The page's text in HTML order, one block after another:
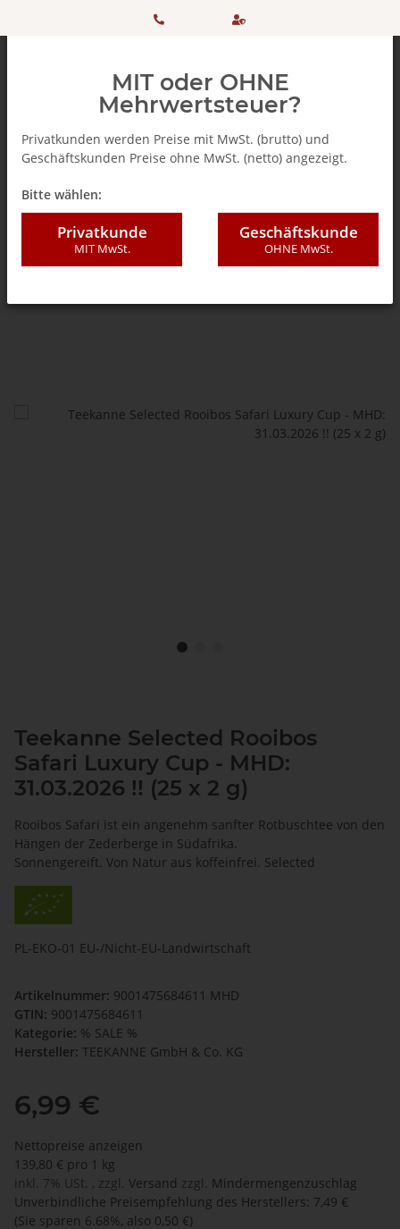
+ 49
506 98
einkaufen
SSL
Teekanne Selected Rooibos
Safari Luxury Cup - MHD:
31.03.2026 !! (25 x 2 g)
Rooibos Safari ist ein angenehm sanfter Rotbuschtee von den
Hängen der Zederberge in Südafrika.
Sonnengereift. Von Natur aus koffeinfrei. Selected
PL-EKO-01 EU-/Nicht-EU-Landwirtschaft
Artikelnummer: 9001475684611 MHD
GTIN: 9001475684611
Kategorie: % SALE %
Hersteller: TEEKANNE GmbH & Co. KG
6,99 €
Nettopreise anzeigen
139,80 € pro 1 kg
inkl. 7% USt. , zzgl. Versand zzgl.
Mindermengenzuschlag
Unverbindliche Preisempfehlung des Herstellers: 7,49 €
(Sie sparen 6.68%, also 0,50 €)
MIT oder OHNE
Mehrwertsteuer?
Privatkunden werden Preise mit MwSt. (brutto) und
Geschäftskunden Preise ohne MwSt. (netto) angezeigt.
Bitte wählen:
Privatkunde
MIT MwSt.
Geschäftskunde
OHNE MwSt.